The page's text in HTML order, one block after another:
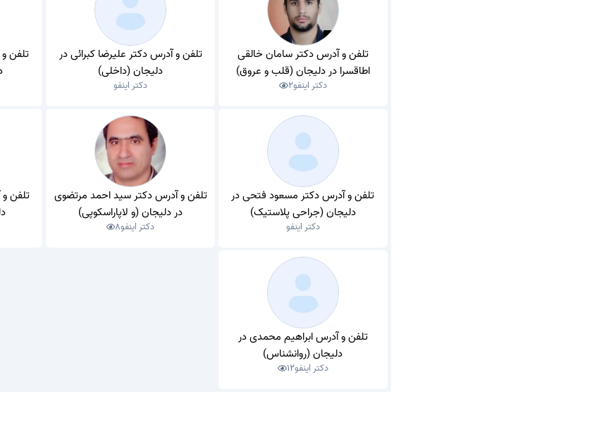
تلفن و آدرس دکتر سامان خالقی
اطاقسرا در دلیجان (قلب و عروق)
دکتر اینفو2
تلفن و آدرس دکتر علیرضا کبرائی در
دلیجان (داخلی)
دکتر اینفو
تلفن
تلفن و آدرس دکتر مسعود فتحی در
دلیجان (جراحی پلاستیک)
دکتر اینفو
تلفن و آدرس دکتر سید احمد مرتضوی
در دلیجان (و لاپاراسکوپی)
دکتر اینفو8
تلفن
تلفن و آدرس ابراهیم محمدی در
دلیجان (روانشناس)
دکتر اینفو12